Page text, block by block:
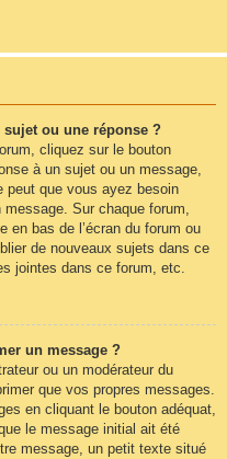
ou une réponse ?
cliquez sur le bouton
à un sujet ou un message,
peut que vous ayez besoin
Sur chaque forum,
bas de l’écran du forum ou
de nouveaux sujets dans ce
jointes dans ce forum, etc.
un message ?
ou un modérateur du
que vos propres messages.
en cliquant le bouton adéquat,
le message initial ait été
message, un petit texte situé